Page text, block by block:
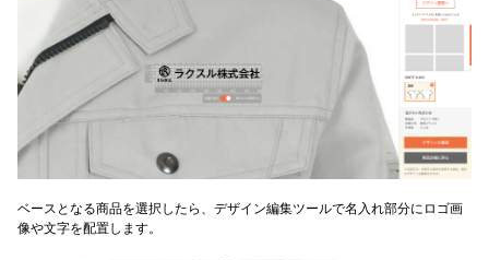
ベースとなる商品を選択したら、デザイン編集ツールで名入れ部分にロゴ画
像や文字を配置します。